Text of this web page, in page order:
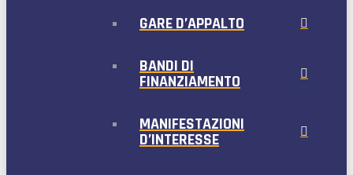
GARE D’APPALTO
BANDI DI
FINANZIAMENTO
MANIFESTAZIONI
D’INTERESSE